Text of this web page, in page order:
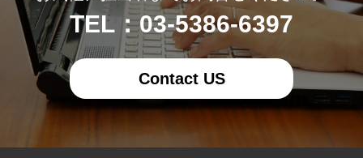
TEL：03-5386-6397
Contact US